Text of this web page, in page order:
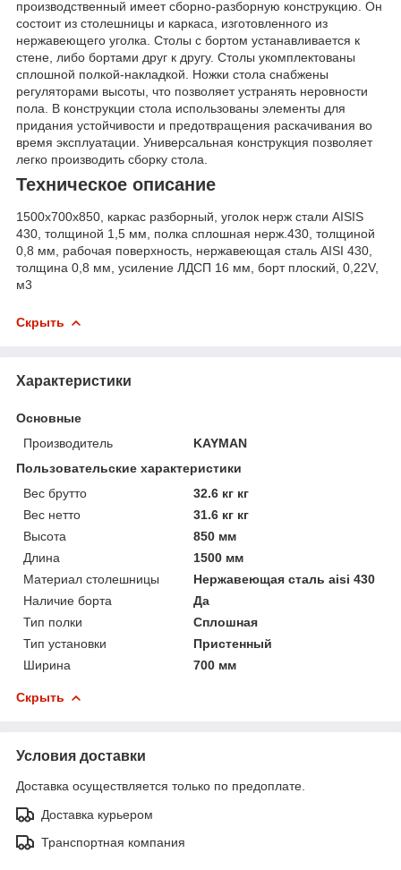
производственный имеет сборно-разборную конструкцию. Он
состоит из столешницы и каркаса, изготовленного из
нержавеющего уголка. Столы с бортом устанавливается к
стене, либо бортами друг к другу. Столы укомплектованы
сплошной полкой-накладкой. Ножки стола снабжены
регуляторами высоты, что позволяет устранять неровности
пола. В конструкции стола использованы элементы для
придания устойчивости и предотвращения раскачивания во
время эксплуатации. Универсальная конструкция позволяет
легко производить сборку стола.
Техническое описание
1500х700х850, каркас разборный, уголок нерж стали AISIS
430, толщиной 1,5 мм, полка сплошная нерж.430, толщиной
0,8 мм, рабочая поверхность, нержавеющая сталь AISI 430,
толщина 0,8 мм, усиление ЛДСП 16 мм, борт плоский, 0,22V,
м3
Скрыть
Характеристики
Основные
Производитель
KAYMAN
Пользовательские характеристики
Вес брутто
32.6 кг кг
Вес нетто
31.6 кг кг
Высота
850 мм
Длина
1500 мм
Материал столешницы
Нержавеющая сталь aisi 430
Наличие борта
Да
Тип полки
Сплошная
Тип установки
Пристенный
Ширина
700 мм
Скрыть
Условия доставки
Доставка осуществляется только по предоплате.
Доставка курьером
Транспортная компания